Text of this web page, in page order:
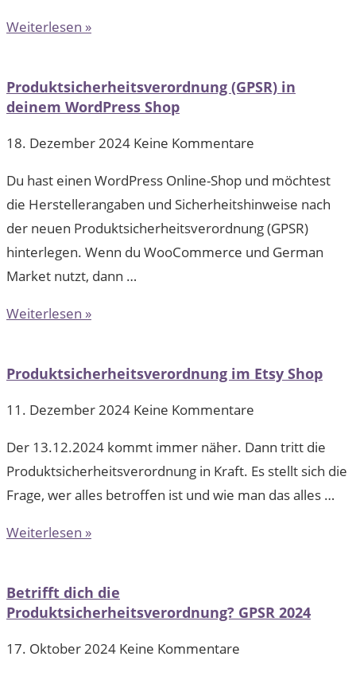
Weiterlesen »
Produktsicherheitsverordnung (GPSR) in
deinem WordPress Shop
18. Dezember 2024 Keine Kommentare
Du hast einen WordPress Online-Shop und möchtest
die Herstellerangaben und Sicherheitshinweise nach
der neuen Produktsicherheitsverordnung (GPSR)
hinterlegen. Wenn du WooCommerce und German
Market nutzt, dann …
Weiterlesen »
Produktsicherheitsverordnung im Etsy Shop
11. Dezember 2024 Keine Kommentare
Der 13.12.2024 kommt immer näher. Dann tritt die
Produktsicherheitsverordnung in Kraft. Es stellt sich die
Frage, wer alles betroffen ist und wie man das alles …
Weiterlesen »
Betrifft dich die
Produktsicherheitsverordnung? GPSR 2024
17. Oktober 2024 Keine Kommentare